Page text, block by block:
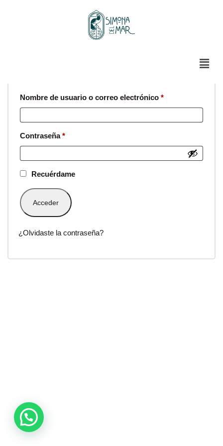
Nombre de usuario o correo electrónico *
Contraseña*
Recuérdame
Acceder
¿Olvidaste la contraseña?